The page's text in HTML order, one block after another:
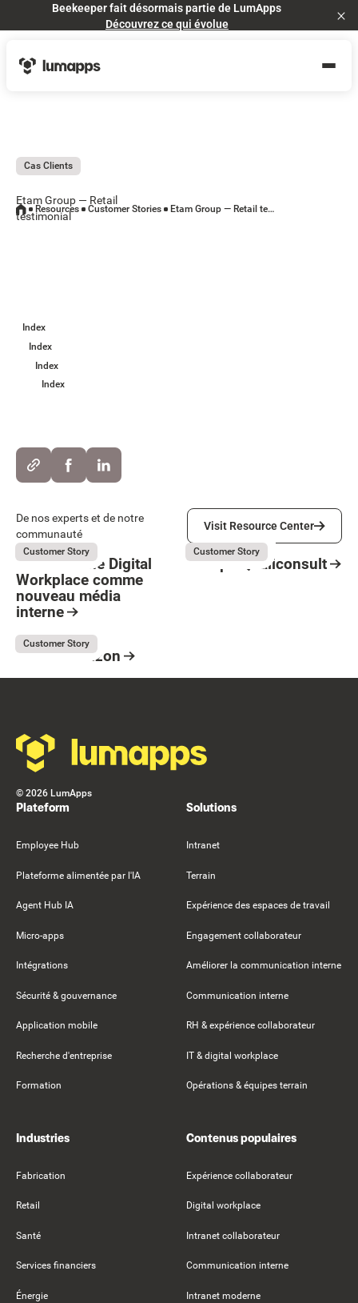
Beekeeper fait désormais partie de LumApps
Découvrez ce qui évolue
Cas Clients
Etam Group — Retail
testimonial
Resources Customer Stories Etam Group — Retail testimonial
Index
Index
Index
Index
Button Text
De nos experts et de notre
communauté
Visit Resource Center
Visit Resource Center
July 31, 2026
Customer Story
Believe
Believe : Une Digital
Workplace comme
nouveau média
interne
July 31, 2026
Customer Story
Groupe Qualiconsult
Groupe Qualiconsult
July 31, 2026
Customer Story
France Horizon
France Horizon
© 2026 LumApps
Plateform
Employee Hub
Plateforme alimentée par l'IA
Agent Hub IA
Micro-apps
Intégrations
Sécurité & gouvernance
Application mobile
Recherche d'entreprise
Formation
Solutions
Intranet
Terrain
Expérience des espaces de travail
Engagement collaborateur
Améliorer la communication interne
Communication interne
RH & expérience collaborateur
IT & digital workplace
Opérations & équipes terrain
Industries
Fabrication
Retail
Santé
Services financiers
Énergie
Contenus populaires
Expérience collaborateur
Digital workplace
Intranet collaborateur
Communication interne
Intranet moderne